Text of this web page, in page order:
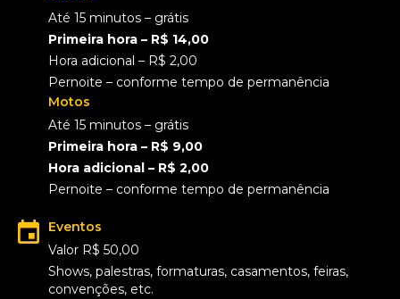
Até 15 minutos – grátis
Primeira hora – R$ 14,00
Hora adicional – R$ 2,00
Pernoite – conforme tempo de permanência
Motos
Até 15 minutos – grátis
Primeira hora – R$ 9,00
Hora adicional – R$ 2,00
Pernoite – conforme tempo de permanência
Eventos
Valor R$ 50,00
Shows, palestras, formaturas, casamentos, feiras,
convenções, etc.